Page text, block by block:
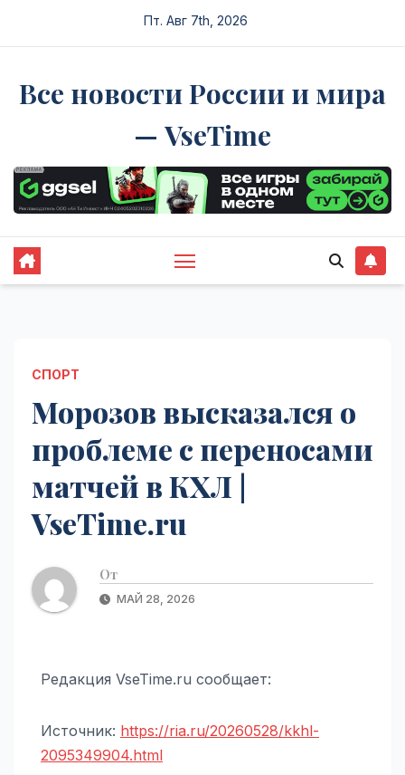
Пт. Авг 7th, 2026
Все новости России и мира
— VseTime
СПОРТ
Морозов высказался о
проблеме с переносами
матчей в КХЛ |
VseTime.ru
От
МАЙ 28, 2026
Редакция VseTime.ru сообщает:
Источник: https://ria.ru/20260528/kkhl-
2095349904.html